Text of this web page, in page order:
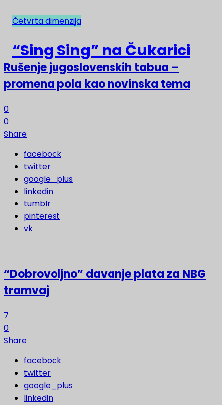
NAJNOVIJE
Rušenje jugoslovenskih tabua –
promena pola kao novinska tema
0
0
Share
facebook
twitter
google_plus
linkedin
tumblr
pinterest
vk
“Dobrovoljno” davanje plata za NBG
tramvaj
7
0
Share
facebook
twitter
google_plus
linkedin
Četvrta dimenzija
“Sing Sing” na Čukarici